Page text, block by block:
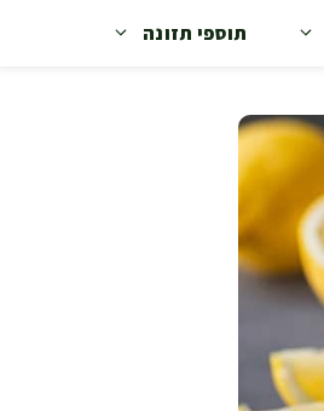
תוספי תזונה